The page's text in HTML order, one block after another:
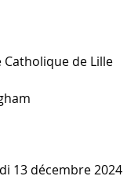
Catholique de Lille
13 décembre 2024